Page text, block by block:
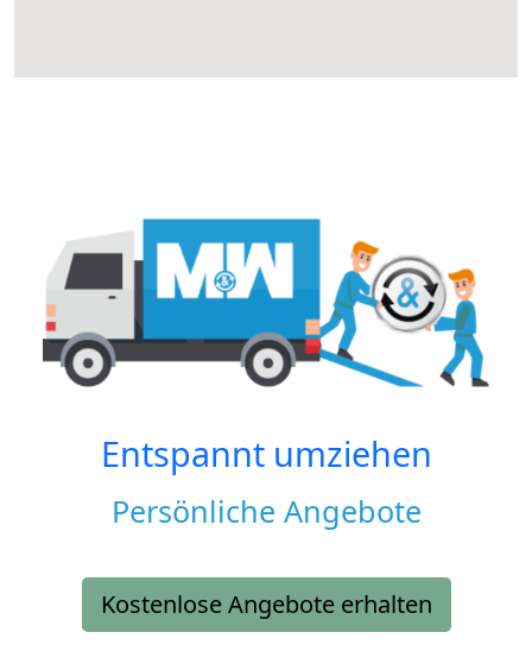
Entspannt umziehen
Persönliche Angebote
Kostenlose Angebote erhalten